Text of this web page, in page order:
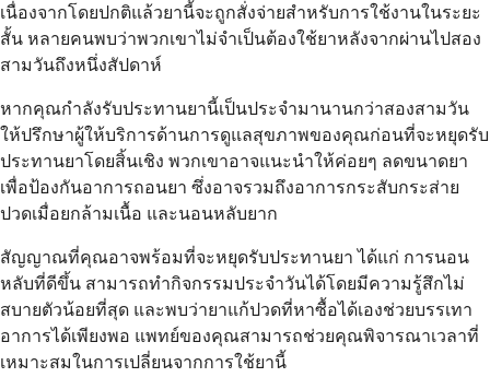
เนื่องจากโดยปกติแล้วยานี้จะถูกสั่งจ่ายสำหรับการใช้งานในระยะ
สั้น หลายคนพบว่าพวกเขาไม่จำเป็นต้องใช้ยาหลังจากผ่านไปสอง
สามวันถึงหนึ่งสัปดาห์
หากคุณกำลังรับประทานยานี้เป็นประจำมานานกว่าสองสามวัน
ให้ปรึกษาผู้ให้บริการด้านการดูแลสุขภาพของคุณก่อนที่จะหยุดรับ
ประทานยาโดยสิ้นเชิง พวกเขาอาจแนะนำให้ค่อยๆ ลดขนาดยา
เพื่อป้องกันอาการถอนยา ซึ่งอาจรวมถึงอาการกระสับกระส่าย
ปวดเมื่อยกล้ามเนื้อ และนอนหลับยาก
สัญญาณที่คุณอาจพร้อมที่จะหยุดรับประทานยา ได้แก่ การนอน
หลับที่ดีขึ้น สามารถทำกิจกรรมประจำวันได้โดยมีความรู้สึกไม่
สบายตัวน้อยที่สุด และพบว่ายาแก้ปวดที่หาซื้อได้เองช่วยบรรเทา
อาการได้เพียงพอ แพทย์ของคุณสามารถช่วยคุณพิจารณาเวลาที่
เหมาะสมในการเปลี่ยนจากการใช้ยานี้